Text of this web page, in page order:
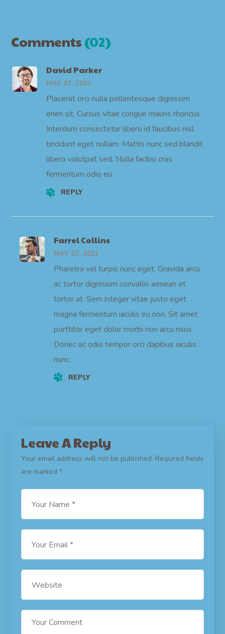
Comments(02)
David Parker
MAY 27, 2021
Placerat orci nulla pellentesque dignissim
enim sit. Cursus vitae congue mauris rhoncus.
Interdum consectetur libero id faucibus nisl
tincidunt eget nullam. Mattis nunc sed blandit
libero volutpat sed. Nulla facilisi cras
fermentum odio eu.
REPLY
Farrel Collins
MAY 27, 2021
Pharetra vel turpis nunc eget. Gravida arcu
ac tortor dignissim convallis aenean et
tortor at. Sem integer vitae justo eget
magna fermentum iaculis eu non. Sit amet
porttitor eget dolor morbi non arcu risus.
Donec ac odio tempor orci dapibus iaculis
nunc.
REPLY
Leave A Reply
Your email address will not be published. Required fields
are marked*